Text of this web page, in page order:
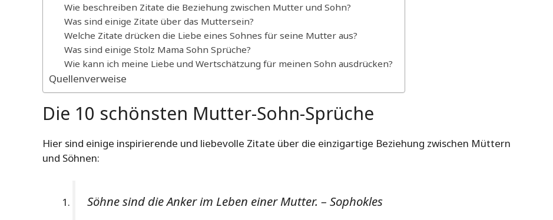
Wie beschreiben Zitate die Beziehung zwischen Mutter und Sohn?
Was sind einige Zitate über das Muttersein?
Welche Zitate drücken die Liebe eines Sohnes für seine Mutter aus?
Was sind einige Stolz Mama Sohn Sprüche?
Wie kann ich meine Liebe und Wertschätzung für meinen Sohn ausdrücken?
Quellenverweise
Die 10 schönsten Mutter-Sohn-Sprüche
Hier sind einige inspirierende und liebevolle Zitate über die einzigartige Beziehung zwischen Müttern
und Söhnen:
Söhne sind die Anker im Leben einer Mutter. – Sophokles